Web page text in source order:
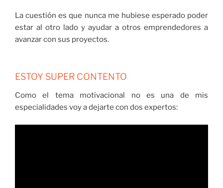
La cuestión es que nunca me hubiese esperado poder
estar al otro lado y ayudar a otros emprendedores a
avanzar con sus proyectos.
ESTOY SUPER CONTENTO
Como el tema motivacional no es una de mis
especialidades voy a dejarte con dos expertos: